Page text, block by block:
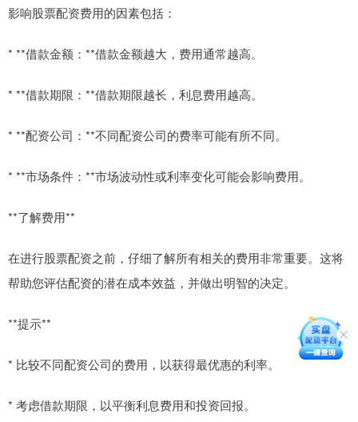
影响股票配资费用的因素包括：
* **借款金额：**借款金额越大，费用通常越高。
* **借款期限：**借款期限越长，利息费用越高。
* **配资公司：**不同配资公司的费率可能有所不同。
* **市场条件：**市场波动性或利率变化可能会影响费用。
**了解费用**
在进行股票配资之前，仔细了解所有相关的费用非常重要。这将
帮助您评估配资的潜在成本效益，并做出明智的决定。
**提示**
* 比较不同配资公司的费用，以获得最优惠的利率。
* 考虑借款期限，以平衡利息费用和投资回报。